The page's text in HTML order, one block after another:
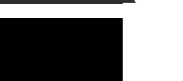
vídeo